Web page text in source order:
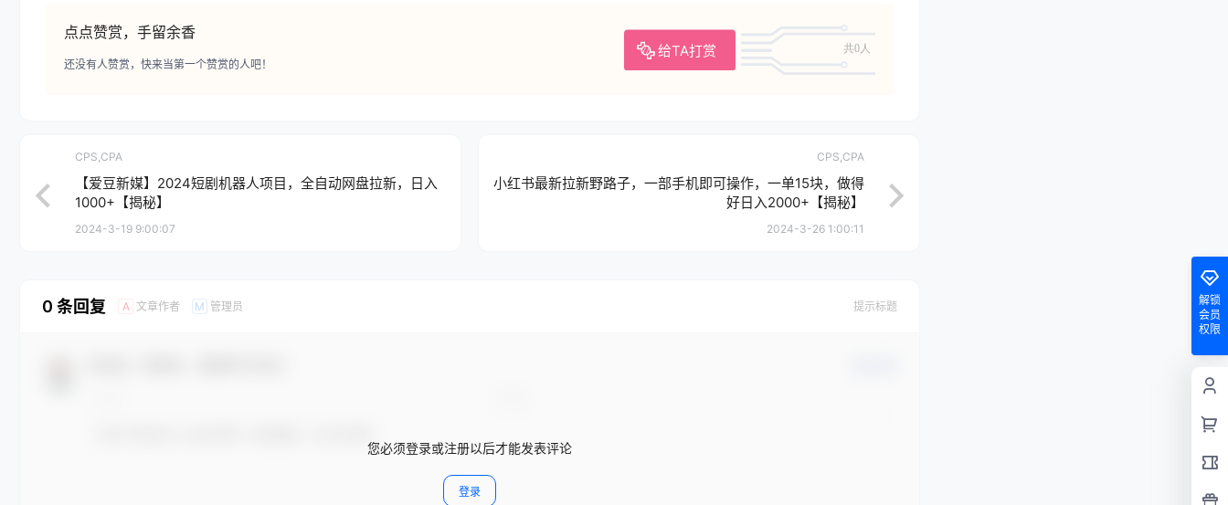
点点赞赏，手留余香
给TA打赏 共0人
还没有人赞赏，快来当第一个赞赏的人吧！
CPS,CPA
【爱豆新媒】2024短剧机器人项目，全自动网盘拉新，日入
1000+【揭秘】
2024-3-19 9:00:07
CPS,CPA
小红书最新拉新野路子，一部手机即可操作，一单15块，做得
好日入2000+【揭秘】
2024-3-26 1:00:11
0 条回复 A 文章作者 M 管理员 提示标题
您必须登录或注册以后才能发表评论
登录
解锁
会员
权限